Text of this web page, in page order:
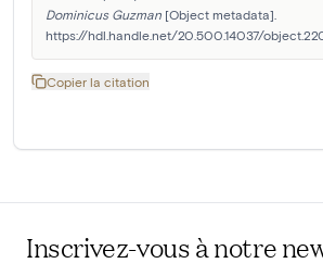
Dominicus Guzman [Object metadata].
https://hdl.handle.net/20.500.14037/
Copier la citation
Inscrivez-vous à notre